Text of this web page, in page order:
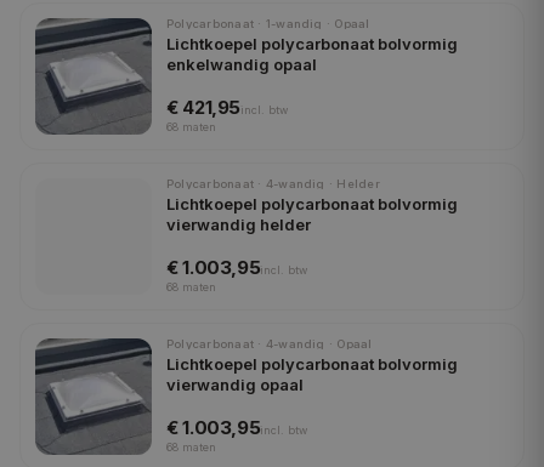
Polycarbonaat · 1-wandig · Opaal
Lichtkoepel polycarbonaat bolvormig
enkelwandig opaal
€ 421,95incl.
btw
68 maten
Polycarbonaat · 4-wandig · Helder
Lichtkoepel polycarbonaat bolvormig
vierwandig helder
€ 1.003,95incl.
btw
68 maten
Polycarbonaat · 4-wandig · Opaal
Lichtkoepel polycarbonaat bolvormig
vierwandig opaal
€ 1.003,95incl.
btw
68 maten